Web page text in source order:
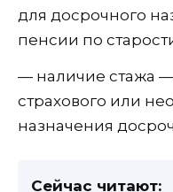
для досрочного
пенсии по
— наличие стажа
страхового или
назначения
Сейчас читают: